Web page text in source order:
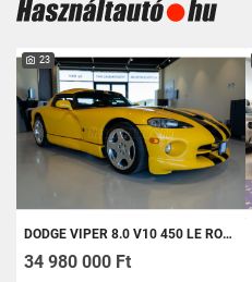
23
DODGE VIPER 8.0 V10 450 LE ROADSTER MANUÁLIS RITKASÁG GYŰJTŐI DARAB
34 980 000 Ft